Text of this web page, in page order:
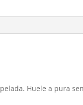
Huele a pura